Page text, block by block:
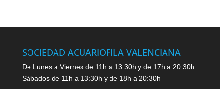
SOCIEDAD ACUARIOFILA VALENCIANA
De Lunes a Viernes de 11h a 13:30h y de 17h a 20:30h
Sábados de 11h a 13:30h y de 18h a 20:30h